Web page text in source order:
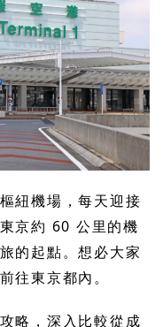
紐機場，每天迎接
京約 60 公里的機
的起點。想必大家
往東京都內。
略，深入比較從成